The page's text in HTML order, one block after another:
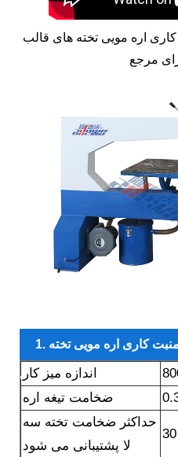
اره مویی تخته های قالب
1. پارامتر فنی دستگاه برش اره منبت کاری اره مویی تخته
اندازه میز کار
ضخامت تیغه اره
حداکثر ضخامت تخته سه
لا پشتیبانی می شود